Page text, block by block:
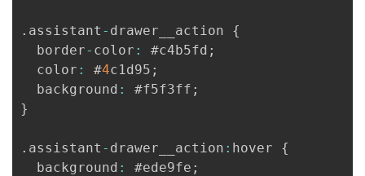
. assistant - drawer__action {
  border
- color : #c4b5fd ;
  color
: #4c1d95 ;
  background
: #f5f3ff ;
}
. assistant - drawer__action : hover {
  background
: #ede9fe ;